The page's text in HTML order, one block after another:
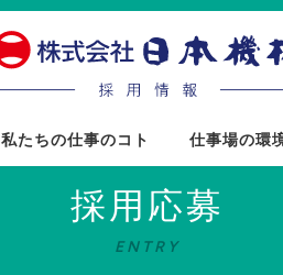
私たちの仕事のコト 仕事場の環
採用応募
ENTRY